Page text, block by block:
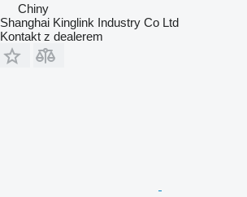
Chiny
Shanghai Kinglink Industry Co Ltd
Kontakt z dealerem